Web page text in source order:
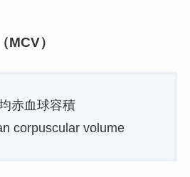
）
赤血球容積
corpuscular volume